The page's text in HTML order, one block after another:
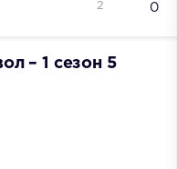
0
2
– 1 сезон 5